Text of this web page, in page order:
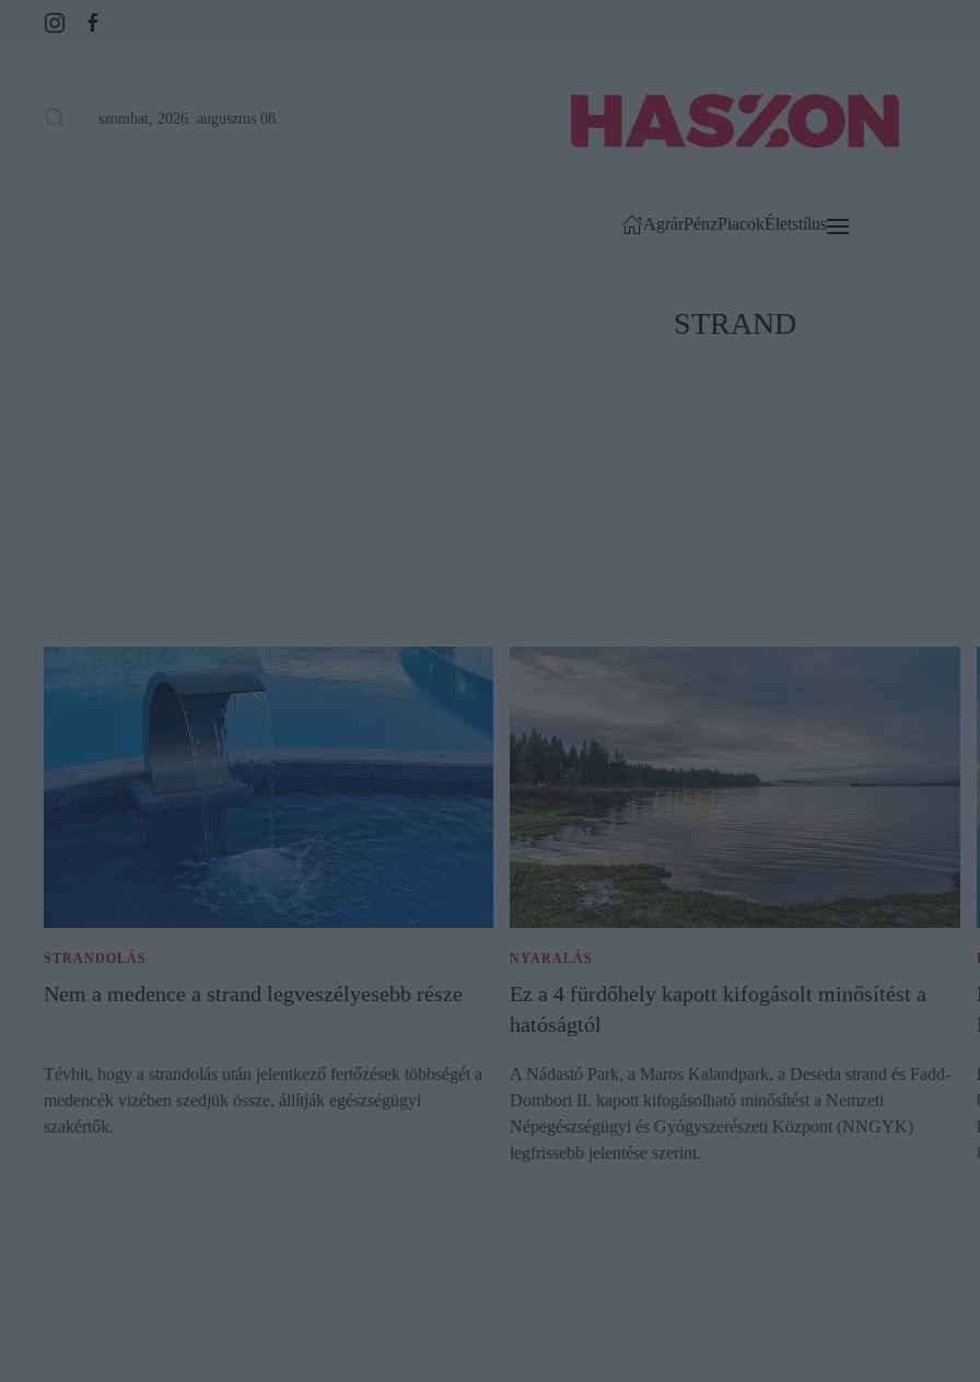
szombat, 2026. augusztus 08.
AgrárPénzPiacokÉletstílus
STRAND
STRANDOLÁS
Nem a medence a strand legveszélyesebb része
Tévhit, hogy a strandolás után jelentkező fertőzések többségét a
medencék vizében szedjük össze, állítják egészségügyi
szakértők.
NYARALÁS
Ez a 4 fürdőhely kapott kifogásolt minősítést a
hatóságtól
A Nádastó Park, a Maros Kalandpark, a Deseda strand és Fadd-
Dombori II. kapott kifogásolható minősítést a Nemzeti
Népegészségügyi és Gyógyszerészeti Központ (NNGYK)
legfrissebb jelentése szerint.